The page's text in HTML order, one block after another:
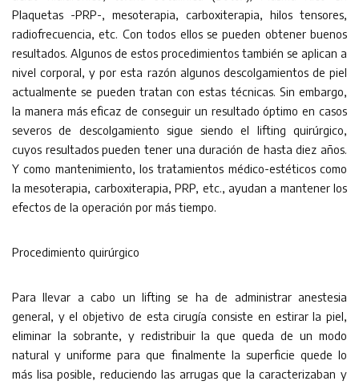
Plaquetas -PRP-, mesoterapia, carboxiterapia, hilos tensores,
radiofrecuencia, etc. Con todos ellos se pueden obtener buenos
resultados. Algunos de estos procedimientos también se aplican a
nivel corporal, y por esta razón algunos descolgamientos de piel
actualmente se pueden tratan con estas técnicas. Sin embargo,
la manera más eficaz de conseguir un resultado óptimo en casos
severos de descolgamiento sigue siendo el lifting quirúrgico,
cuyos resultados pueden tener una duración de hasta diez años.
Y como mantenimiento, los tratamientos médico-estéticos como
la mesoterapia, carboxiterapia, PRP, etc., ayudan a mantener los
efectos de la operación por más tiempo.
Procedimiento quirúrgico
Para llevar a cabo un lifting se ha de administrar anestesia
general, y el objetivo de esta cirugía consiste en estirar la piel,
eliminar la sobrante, y redistribuir la que queda de un modo
natural y uniforme para que finalmente la superficie quede lo
más lisa posible, reduciendo las arrugas que la caracterizaban y